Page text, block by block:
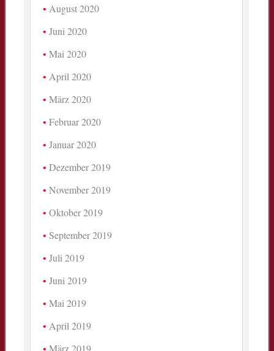
August 2020
Juni 2020
Mai 2020
April 2020
März 2020
Februar 2020
Januar 2020
Dezember 2019
November 2019
Oktober 2019
September 2019
Juli 2019
Juni 2019
Mai 2019
April 2019
März 2019